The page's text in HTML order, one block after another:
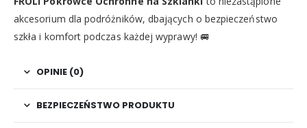
akcesorium dla podróżników, dbających o bezpieczeństwo
szkła i komfort podczas każdej wyprawy! 🚐
OPINIE (0)
BEZPIECZEŃSTWO PRODUKTU